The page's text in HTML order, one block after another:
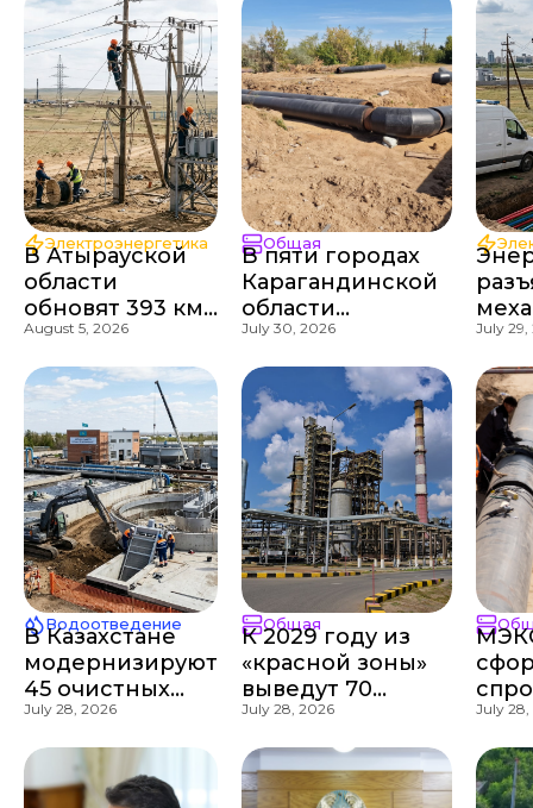
Электроэнергетика
В Атырауской
области
обновят 393 км
электросетей
August 5, 2026
Общая
В пяти городах
Карагандинской
области
обновляют более
70 км тепло-,
водопроводных и
канализационных
сетей
July 30, 2026 July 29,
Водоотведение
В Казахстане
модернизируют
45 очистных
сооружений
стоимостью
более 800 млрд
тенге
July 28, 2026
Общая
К 2029 году из
«красной зоны»
выведут 70
коммунальных
предприятий
July 28, 2026 July